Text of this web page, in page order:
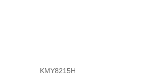
KMY8215H